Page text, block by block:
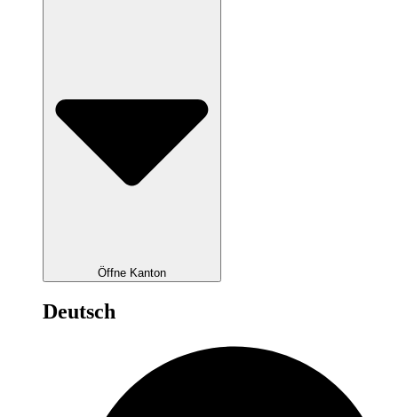
Öffne Kanton
Deutsch